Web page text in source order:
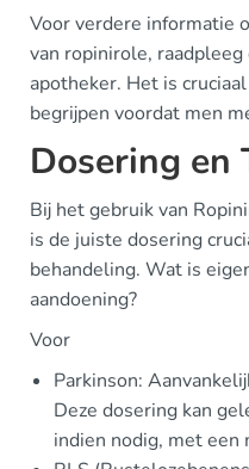
Voor verdere informatie
van ropinirole,
apotheker. Het is
begrijpen voordat men
Dosering en
Bij het gebruik van
is de juiste dosering
behandeling. Wat is
aandoening?
Voor
Parkinson:
Deze dosering kan
indien nodig, met een